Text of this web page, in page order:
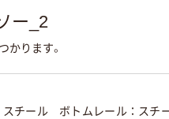
ー_2
かります。
チール ボトムレール：スチ